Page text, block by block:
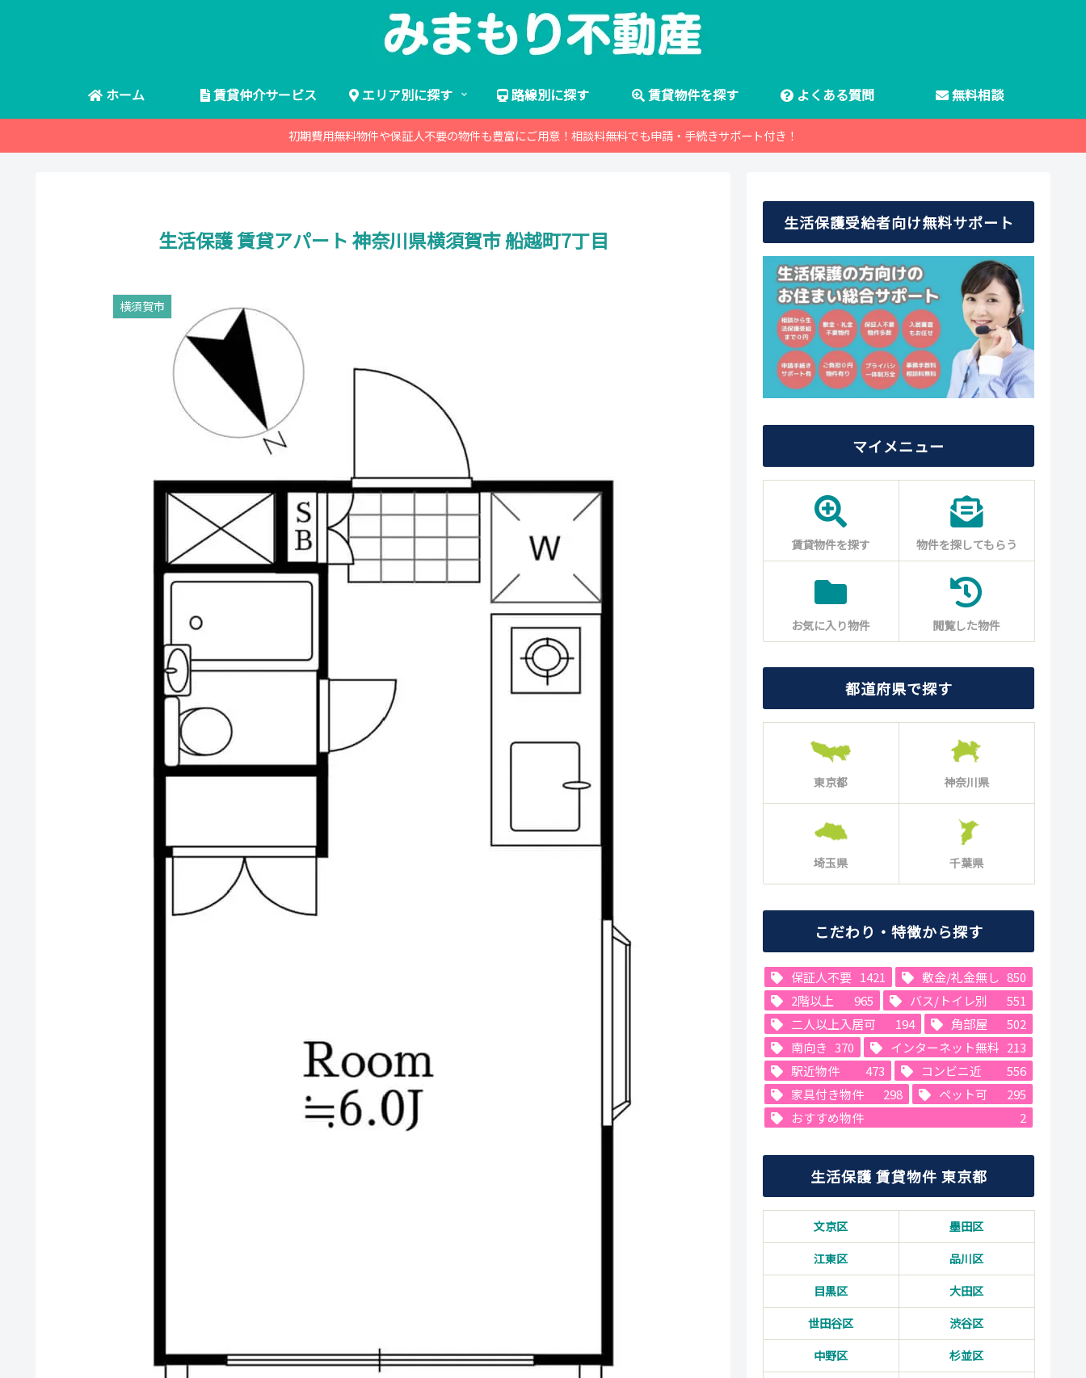
ホーム 賃貸仲介サービス エリア別に探す 路線別に探す 賃貸物件を探す よくある質問 無料相談
初期費用無料物件や保証人不要の物件も豊富にご用意！相談料無料でも申請・手続きサポート付き！
生活保護 賃貸アパート 神奈川県横須賀市 船越町7丁目
横須賀市
生活保護受給者向け無料サポート
マイメニュー
賃貸物件を探す 物件を探してもらう
お気に入り物件 閲覧した物件
都道府県で探す
東京都 神奈川県
埼玉県 千葉県
こだわり・特徴から探す
保証人不要 1421 敷金/礼金無し 850
2階以上
965 バス/トイレ別
551
二人以上入居可
194 角部屋
502
南向き 370 インターネット無料 213
駅近物件
473 コンビニ近
556
家具付き物件
298 ペット可
295
おすすめ物件
2
生活保護 賃貸物件 東京都
文京区
墨田区
江東区
品川区
目黒区
大田区
世田谷区
渋谷区
中野区
杉並区